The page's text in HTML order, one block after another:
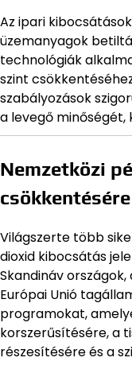
Az ipari
üzemanyagok
technológiák
szint
szabályozások
a levegő minőségét,
Nemzetközi
csökkentésére
Világszerte több
dioxid kibocsátás
Skandináv
Európai Unió
programokat,
korszerűsítésére, a
részesítésére és a